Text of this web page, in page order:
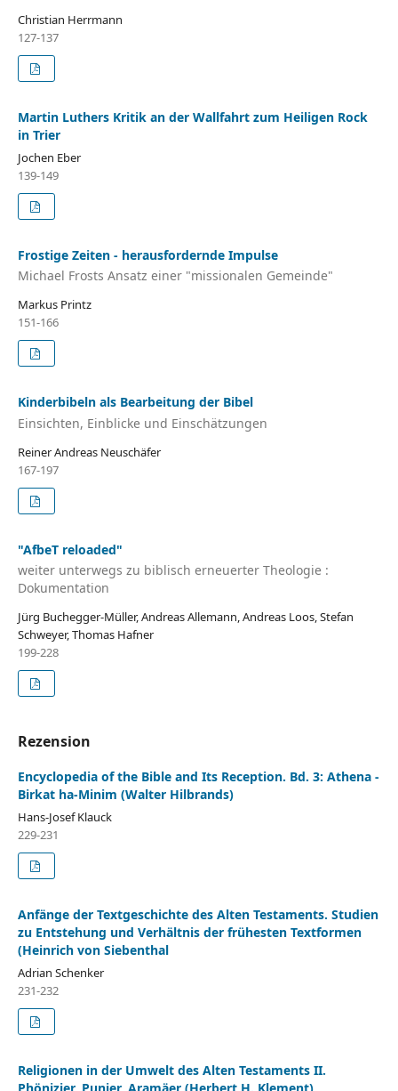
Christian Herrmann
127-137
Martin Luthers Kritik an der Wallfahrt zum Heiligen Rock
in Trier
Jochen Eber
139-149
Frostige Zeiten - herausfordernde Impulse
Michael Frosts Ansatz einer "missionalen Gemeinde"
Markus Printz
151-166
Kinderbibeln als Bearbeitung der Bibel
Einsichten, Einblicke und Einschätzungen
Reiner Andreas Neuschäfer
167-197
"AfbeT reloaded"
weiter unterwegs zu biblisch erneuerter Theologie :
Dokumentation
Jürg Buchegger-Müller, Andreas Allemann, Andreas Loos, Stefan
Schweyer, Thomas Hafner
199-228
Rezension
Encyclopedia of the Bible and Its Reception. Bd. 3: Athena -
Birkat ha-Minim (Walter Hilbrands)
Hans-Josef Klauck
229-231
Anfänge der Textgeschichte des Alten Testaments. Studien
zu Entstehung und Verhältnis der frühesten Textformen
(Heinrich von Siebenthal
Adrian Schenker
231-232
Religionen in der Umwelt des Alten Testaments II.